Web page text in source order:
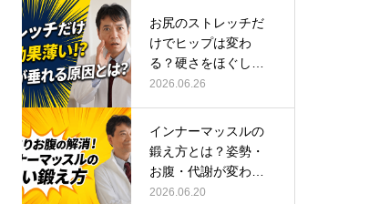
お尻のストレッチだ
けでヒップは変わ
る？硬さをほぐして
整える正しい方…
2026.06.26
インナーマッスルの
鍛え方とは？姿勢・
お腹・代謝が変わる
トレーニング…
2026.06.20